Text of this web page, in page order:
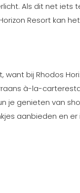
Als dit net iets
Resort kan
bij Rhodos
à-la-
je genieten van
aanbieden en